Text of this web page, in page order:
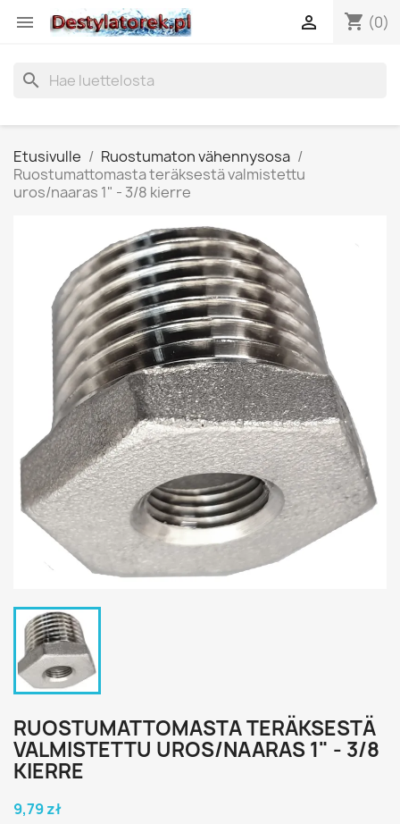
 shopping_cart (0)

search
Etusivulle
Ruostumaton vähennysosa
Ruostumattomasta teräksestä valmistettu
uros/naaras 1" - 3/8 kierre
RUOSTUMATTOMASTA TERÄKSESTÄ
VALMISTETTU UROS/NAARAS 1" - 3/8
KIERRE
9,79 zł